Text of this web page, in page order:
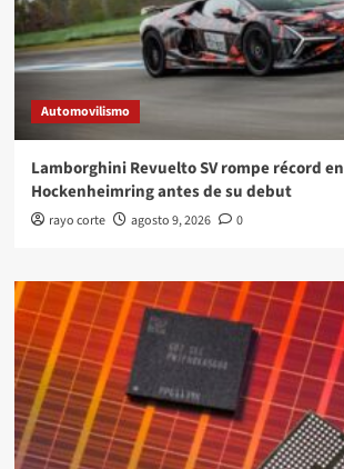
Automovilismo
Lamborghini Revuelto SV rompe récord en
Hockenheimring antes de su debut
rayo corte agosto 9, 2026 0